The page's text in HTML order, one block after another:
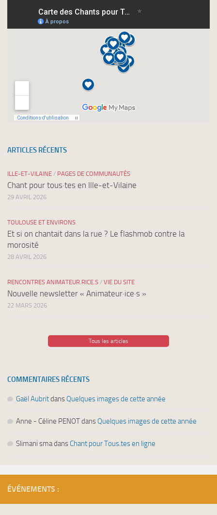
newsletters
ARTICLES RÉCENTS
ILLE-ET-VILAINE / PAGES DE COMMUNAUTÉS
Chant pour tous·tes en Ille-et-Vilaine
29 AVRIL 2026
TOULOUSE ET ENVIRONS
Et si on chantait dans la rue ? Le flashmob contre la
morosité
28 AVRIL 2026
RENCONTRES ANIMATEUR.RICE.S / VIE DU SITE
Nouvelle newsletter « Animateur·ice·s »
22 MARS 2026
Tous les articles
COMMENTAIRES RÉCENTS
Gaël Aubritdans Quelques images de cette année
Anne - Céline PENOTdans Quelques images de cette année
Slimani smadans Chant pour Tous.tes en ligne
ÉVÉNEMENTS :